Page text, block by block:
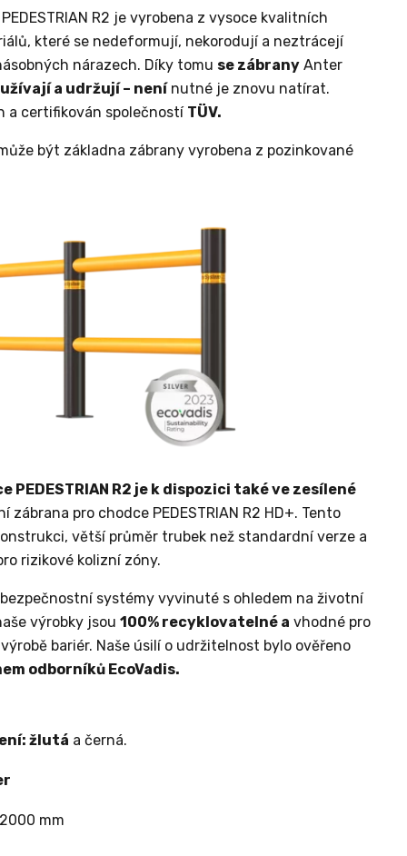
R2 je vyrobena z vysoce kvalitních
které se nedeformují, nekorodují a neztrácejí
nárazech. Díky tomu se zábrany Anter
a udržují – nenínutné je znovu natírat.
a certifikován společností TÜV.
být základna zábrany vyrobena z pozinkované
PEDESTRIAN R2 je k dispozici také ve zesílené
zábrana pro chodce PEDESTRIAN R2 HD+. Tento
větší průměr trubek než standardní verze a
rizikové kolizní zóny.
systémy vyvinuté s ohledem na životní
výrobky jsou 100% recyklovatelné a vhodné pro
bariér. Naše úsilí o udržitelnost bylo ověřeno
odborníků EcoVadis.
žlutá a černá.
mm